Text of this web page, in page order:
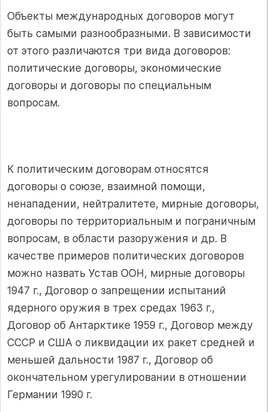
Объекты международных договоров могут
быть самыми разнообразными. В зависимости
от этого различаются три вида договоров:
политические договоры, экономические
договоры и договоры по специальным
вопросам.
К политическим договорам относятся
договоры о союзе, взаимной помощи,
ненападении, нейтралитете, мирные договоры,
договоры по территориальным и пограничным
вопросам, в области разоружения и др. В
качестве примеров политических договоров
можно назвать Устав ООН, мирные договоры
1947 г., Договор о запрещении испытаний
ядерного оружия в трех средах 1963 г.,
Договор об Антарктике 1959 г., Договор между
СССР и США о ликвидации их ракет средней и
меньшей дальности 1987 г., Договор об
окончательном урегулировании в отношении
Германии 1990 г.